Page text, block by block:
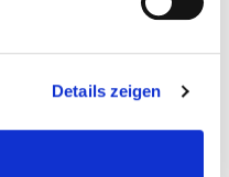
Details zeigen